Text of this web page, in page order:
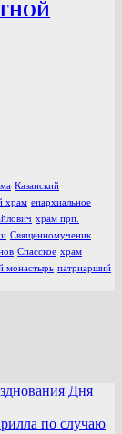
Казанский
храм епархиальное
храм прп.
Священномученик
Спасское храм
монастырь патриарший
Дня
по случаю